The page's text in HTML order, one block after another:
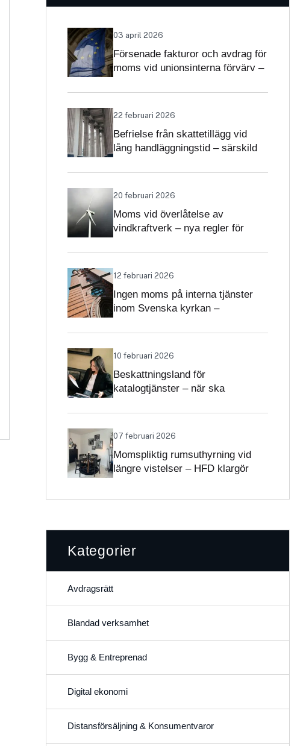
03 april 2026
Försenade fakturor och avdrag för
moms vid unionsinterna förvärv –
22 februari 2026
Befrielse från skattetillägg vid
lång handläggningstid – särskild
20 februari 2026
Moms vid överlåtelse av
vindkraftverk – nya regler för
12 februari 2026
Ingen moms på interna tjänster
inom Svenska kyrkan –
självständighetsbedömningen
10 februari 2026
Beskattningsland för
katalogtjänster – när ska
moms?
07 februari 2026
Momspliktig rumsuthyrning vid
längre vistelser – HFD klargör
Kategorier
Avdragsrätt
Blandad verksamhet
Bygg & Entreprenad
Digital ekonomi
Distansförsäljning & Konsumentvaror